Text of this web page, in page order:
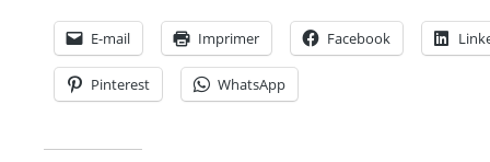
E-mail Imprimer Facebook
Pinterest WhatsApp